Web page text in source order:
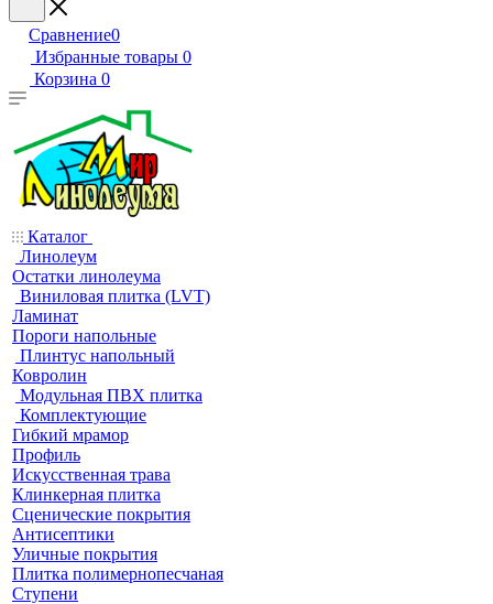
Сравнение0
Избранные товары 0
Корзина 0
Каталог
Линолеум
Остатки линолеума
Виниловая плитка (LVT)
Ламинат
Пороги напольные
Плинтус напольный
Ковролин
Модульная ПВХ плитка
Комплектующие
Гибкий мрамор
Профиль
Искусственная трава
Клинкерная плитка
Сценические покрытия
Антисептики
Уличные покрытия
Плитка полимернопесчаная
Ступени